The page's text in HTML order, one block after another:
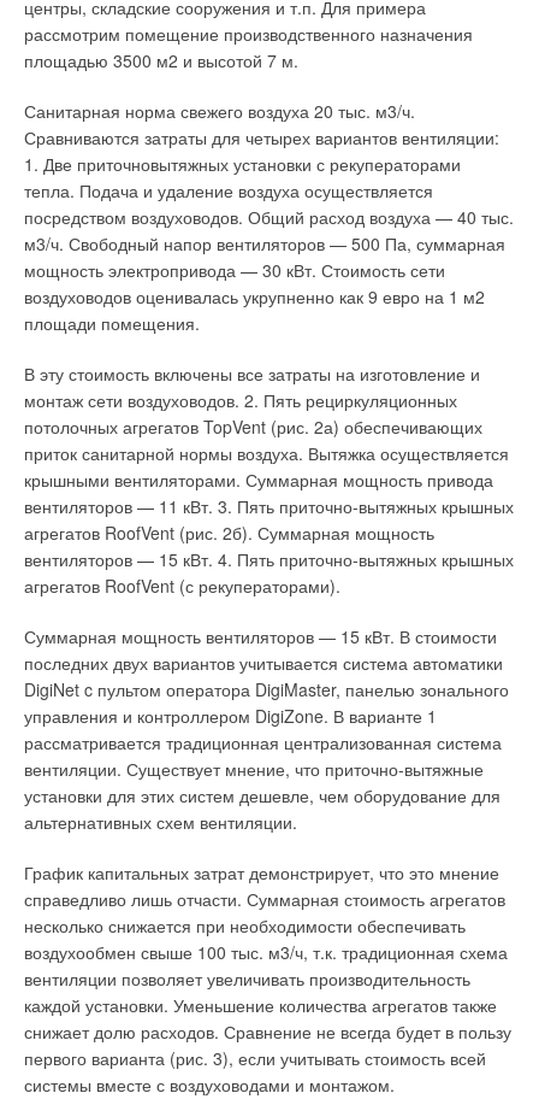
центры, складские сооружения и т.п. Для примера
рассмотрим помещение производственного назначения
площадью 3500 м2 и высотой 7 м.
Санитарная норма свежего воздуха 20 тыс. м3/ч.
Сравниваются затраты для четырех вариантов вентиляции:
1. Две приточновытяжных установки с рекуператорами
тепла. Подача и удаление воздуха осуществляется
посредством воздуховодов. Общий расход воздуха — 40 тыс.
м3/ч. Свободный напор вентиляторов — 500 Па, суммарная
мощность электропривода — 30 кВт. Стоимость сети
воздуховодов оценивалась укрупненно как 9 евро на 1 м2
площади помещения.
В эту стоимость включены все затраты на изготовление и
монтаж сети воздуховодов. 2. Пять рециркуляционных
потолочных агрегатов TopVent (рис. 2а) обеспечивающих
приток санитарной нормы воздуха. Вытяжка осуществляется
крышными вентиляторами. Суммарная мощность привода
вентиляторов — 11 кВт. 3. Пять приточно-вытяжных крышных
агрегатов RoofVent (рис. 2б). Суммарная мощность
вентиляторов — 15 кВт. 4. Пять приточно-вытяжных крышных
агрегатов RoofVent (с рекуператорами).
Суммарная мощность вентиляторов — 15 кВт. В стоимости
последних двух вариантов учитывается система автоматики
DigiNet c пультом оператора DigiMaster, панелью зонального
управления и контроллером DigiZone. В варианте 1
рассматривается традиционная централизованная система
вентиляции. Существует мнение, что приточно-вытяжные
установки для этих систем дешевле, чем оборудование для
альтернативных схем вентиляции.
График капитальных затрат демонстрирует, что это мнение
справедливо лишь отчасти. Суммарная стоимость агрегатов
несколько снижается при необходимости обеспечивать
воздухообмен свыше 100 тыс. м3/ч, т.к. традиционная схема
вентиляции позволяет увеличивать производительность
каждой установки. Уменьшение количества агрегатов также
снижает долю расходов. Сравнение не всегда будет в пользу
первого варианта (рис. 3), если учитывать стоимость всей
системы вместе с воздуховодами и монтажом.
домам? Как сократить или полностью устранить эти потери?
Департамент I BT предлагает свое решение: установка в
тепловых пунктах приборов и средств автоматизации,
существенно снизить потери тепла. Мы помогаем донести
тепло до квартир!
Знаете ли вы, что…
…в котельных нерационально сжигается ископаемое
топливо, что приводит к выбросам в атмосферу многих тонн
вредных газов, в первую очередь CO2. На планете возникает
парниковый эффект. Как уменьшить загрязнение
решение: установка контроллера оптимизации процесса
горения для регулирования соотношения топливо/воздух
уменьшает потребление топлива на 30 % и, соответственно,
выбросы парниковых газов в атмосферу.
Сохраним энергоресурсы и защитим окружающую среду!
Знаете ли вы, что… …департамент I BT является партнером
европейской программы Green Building? Эта программа
инициирована в 2005 г. Европейской комиссией с целью
Европейская комиссия поблагодарила департамент I BT за
выдающиеся достижения в деле поддержки этой программы,
вручив ежегодную награду Green Building’2008. Системы
автоматизации департамента I BT имеют не один десяток
специальных функций, позволяющих анализировать и
оптимизировать расход энергии в системах отопления,
вентиляции и кондиционирования воздуха.
нерациональным использованием энергоресурсов и
загрязнением окружающей среды. Этот инструмент поможет
нам в России превратить «Зеленое здание» из мечты в
реальность!
→ 10 крупнейших моделей ВЭУ 2017 года
ЖУРНАЛ СОК ДЕКАБРЬ 2017